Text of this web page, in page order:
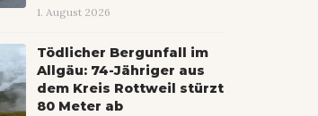
1. August 2026
Tödlicher Bergunfall im
Allgäu: 74-Jähriger aus
dem Kreis Rottweil stürzt
80 Meter ab